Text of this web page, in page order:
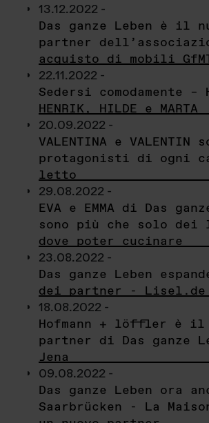
13.12.2022 -
Das ganze Leben è il
partner
acquisto di mobili
22.11.2022 -
Sedersi comodamente –
HENRIK, HILDE e MARTA
20.09.2022 -
VALENTINA e VALENTIN
protagonisti di ogni
letto
29.08.2022 -
EVA e EMMA di Das
sono più che solo dei
dove poter cucinare
23.08.2022 -
Das ganze Leben
dei partner - Lisel.de
18.08.2022 -
Hofmann + löffler è il
partner di Das ganze
Jena
09.08.2022 -
Das ganze Leben ora
Saarbrücken - La